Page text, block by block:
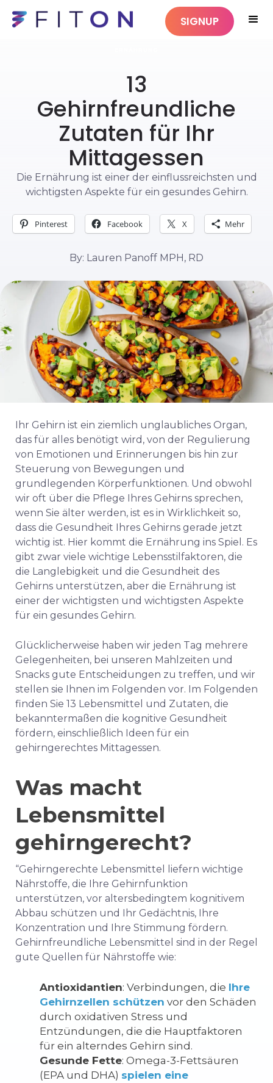
SIGNUP
13
Gehirnfreundliche
Zutaten für Ihr
Mittagessen
Die Ernährung ist einer der einflussreichsten und
wichtigsten Aspekte für ein gesundes Gehirn.
Pinterest Facebook X Mehr
By: Lauren Panoff MPH, RD
Ihr Gehirn ist ein ziemlich unglaubliches Organ,
das für alles benötigt wird, von der Regulierung
von Emotionen und Erinnerungen bis hin zur
Steuerung von Bewegungen und
grundlegenden Körperfunktionen. Und obwohl
wir oft über die Pflege Ihres Gehirns sprechen,
wenn Sie älter werden, ist es in Wirklichkeit so,
dass die Gesundheit Ihres Gehirns gerade jetzt
wichtig ist. Hier kommt die Ernährung ins Spiel. Es
gibt zwar viele wichtige Lebensstilfaktoren, die
die Langlebigkeit und die Gesundheit des
Gehirns unterstützen, aber die Ernährung ist
einer der wichtigsten und wichtigsten Aspekte
für ein gesundes Gehirn.
Glücklicherweise haben wir jeden Tag mehrere
Gelegenheiten, bei unseren Mahlzeiten und
Snacks gute Entscheidungen zu treffen, und wir
stellen sie Ihnen im Folgenden vor. Im Folgenden
finden Sie 13 Lebensmittel und Zutaten, die
bekanntermaßen die kognitive Gesundheit
fördern, einschließlich Ideen für ein
gehirngerechtes Mittagessen.
Was macht
Lebensmittel
gehirngerecht?
“Gehirngerechte Lebensmittel liefern wichtige
Nährstoffe, die Ihre Gehirnfunktion
unterstützen, vor altersbedingtem kognitivem
Abbau schützen und Ihr Gedächtnis, Ihre
Konzentration und Ihre Stimmung fördern.
Gehirnfreundliche Lebensmittel sind in der Regel
gute Quellen für Nährstoffe wie:
Antioxidantien: Verbindungen, die Ihre
Gehirnzellen schützen vor den Schäden
durch oxidativen Stress und
Entzündungen, die die Hauptfaktoren
für ein alterndes Gehirn sind.
Gesunde Fette: Omega-3-Fettsäuren
(EPA und DHA) spielen eine